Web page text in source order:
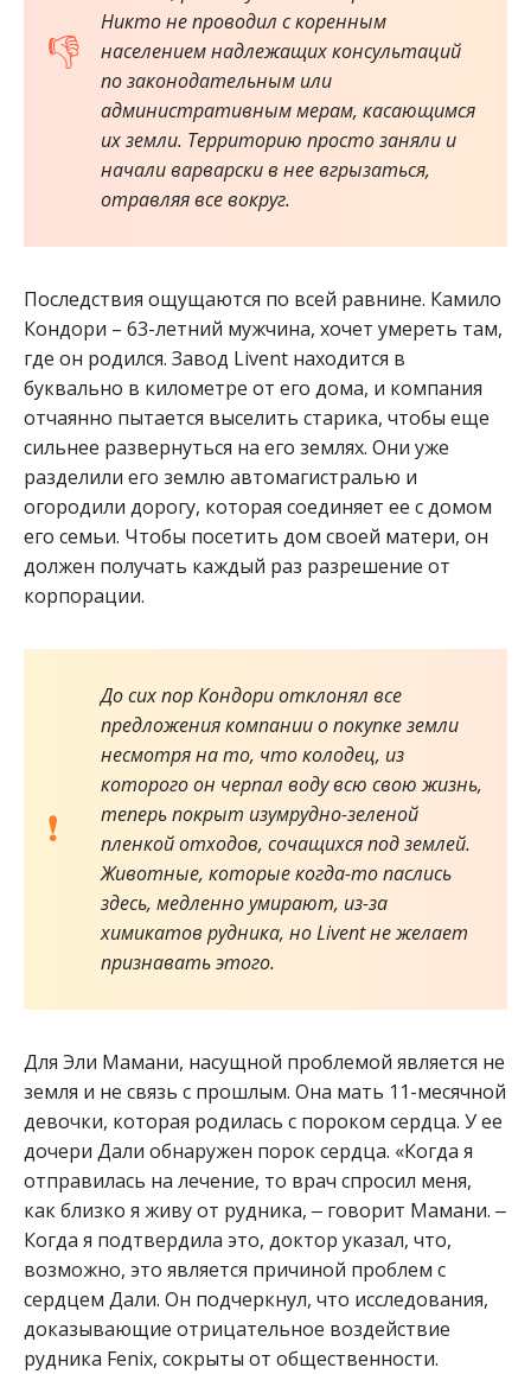
Никто не проводил с коренным
населением надлежащих консультаций
по законодательным или
административным мерам, касающимся
их земли. Территорию просто заняли и
начали варварски в нее вгрызаться,
отравляя все вокруг.
Последствия ощущаются по всей равнине. Камило
Кондори – 63-летний мужчина, хочет умереть там,
где он родился. Завод Livent находится в
буквально в километре от его дома, и компания
отчаянно пытается выселить старика, чтобы еще
сильнее развернуться на его землях. Они уже
разделили его землю автомагистралью и
огородили дорогу, которая соединяет ее с домом
его семьи. Чтобы посетить дом своей матери, он
должен получать каждый раз разрешение от
корпорации.
До сих пор Кондори отклонял все
предложения компании о покупке земли
несмотря на то, что колодец, из
которого он черпал воду всю свою жизнь,
теперь покрыт изумрудно-зеленой
пленкой отходов, сочащихся под землей.
Животные, которые когда-то паслись
здесь, медленно умирают, из-за
химикатов рудника, но Livent не желает
признавать этого.
Для Эли Мамани, насущной проблемой является не
земля и не связь с прошлым. Она мать 11-месячной
девочки, которая родилась с пороком сердца. У ее
дочери Дали обнаружен порок сердца. «Когда я
отправилась на лечение, то врач спросил меня,
как близко я живу от рудника, ‒ говорит Мамани. ‒
Когда я подтвердила это, доктор указал, что,
возможно, это является причиной проблем с
сердцем Дали. Он подчеркнул, что исследования,
доказывающие отрицательное воздействие
рудника Fenix, сокрыты от общественности.